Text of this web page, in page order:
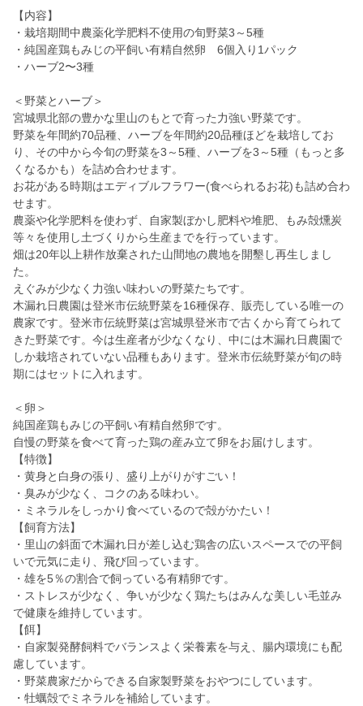
【内容】
・栽培期間中農薬化学肥料不使用の旬野菜3～5種
・純国産鶏もみじの平飼い有精自然卵 6個入り1パック
・ハーブ2〜3種
＜野菜とハーブ＞
宮城県北部の豊かな里山のもとで育った力強い野菜です。
野菜を年間約70品種、ハーブを年間約20品種ほどを栽培してお
り、その中から今旬の野菜を3～5種、ハーブを3～5種（もっと多
くなるかも）を詰め合わせます。
お花がある時期はエディブルフラワー(食べられるお花)も詰め合わ
せます。
農薬や化学肥料を使わず、自家製ぼかし肥料や堆肥、もみ殻燻炭
等々を使用し土づくりから生産までを行っています。
畑は20年以上耕作放棄された山間地の農地を開墾し再生しまし
た。
えぐみが少なく力強い味わいの野菜たちです。
木漏れ日農園は登米市伝統野菜を16種保存、販売している唯一の
農家です。登米市伝統野菜は宮城県登米市で古くから育てられて
きた野菜です。今は生産者が少なくなり、中には木漏れ日農園で
しか栽培されていない品種もあります。登米市伝統野菜が旬の時
期にはセットに入れます。
＜卵＞
純国産鶏もみじの平飼い有精自然卵です。
自慢の野菜を食べて育った鶏の産み立て卵をお届けします。
【特徴】
・黄身と白身の張り、盛り上がりがすごい！
・臭みが少なく、コクのある味わい。
・ミネラルをしっかり食べているので殻がかたい！
【飼育方法】
・里山の斜面で木漏れ日が差し込む鶏舎の広いスペースでの平飼
いで元気に走り、飛び回っています。
・雄を5％の割合で飼っている有精卵です。
・ストレスが少なく、争いが少なく鶏たちはみんな美しい毛並み
で健康を維持しています。
【餌】
・自家製発酵飼料でバランスよく栄養素を与え、腸内環境にも配
慮しています。
・野菜農家だからできる自家製野菜をおやつにしています。
・牡蠣殻でミネラルを補給しています。